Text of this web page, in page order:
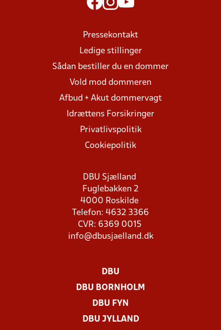
Pressekontakt
Ledige stillinger
Sådan bestiller du en dommer
Vold mod dommeren
Afbud + Akut dommervagt
Idrættens Forsikringer
Privatlivspolitik
Cookiepolitik
DBU Sjælland
Fuglebakken 2
4000 Roskilde
Telefon: 4632 3366
CVR: 6369 0015
info@dbusjaelland.dk
DBU
DBU BORNHOLM
DBU FYN
DBU JYLLAND